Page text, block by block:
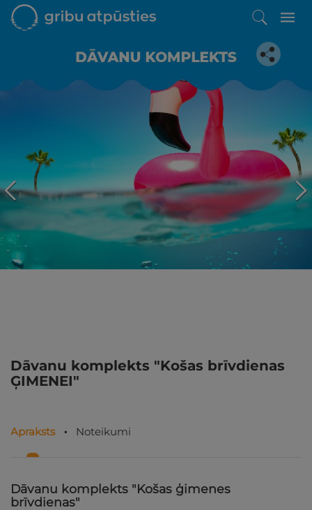
Iepatikās šis piedāvājums?
Līdz brīnišķīgai atpūtai atlikuši tikai daži soļi
PĒRKU
Dāvanu komplekts "Košas brīvdienas
ĢIMENEI"
Apraksts Noteikumi
Dāvanu komplekts "Košas ģimenes
brīvdienas"